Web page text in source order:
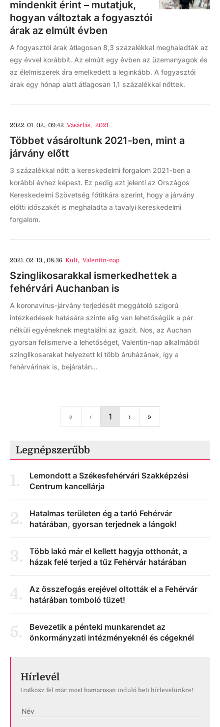
mindenkit érint – mutatjuk,
hogyan változtak a fogyasztói
árak az elmúlt évben
A fogyasztói árak átlagosan 8,3 százalékkal meghaladták az
egy évvel korábbit. Az elmúlt egy évben az üzemanyagok és
az élelmiszerek ára emelkedett a leginkább. A fogyasztói
árak egy hónap alatt átlagosan 1,1 százalékkal nőttek.
2022. 01. 02., 09:42 Vásárlás, 2021
Többet vásároltunk 2021-ben, mint a
járvány előtt
3 százalékkal nőtt a kereskedelmi forgalom 2021-ben a
korábbi évhez képest. Ez pedig azt jelenti az Országos
Kereskedelmi Szövetség főtitkára szerint, hogy a járvány
előtti időszakét is meghaladta a tavalyi kereskedelmi
forgalom.
2021. 02. 13., 08:36 Kult, Valentin-nap
Szinglikosarakkal ismerkedhettek a
fehérvári Auchanban is
A koronavírus-járvány terjedését meggátoló szigorú
intézkedések hatására szinte alig van lehetőségük a pár
nélküli egyéneknek megtalálni az igazit. Nos, az Auchan
gyorsan felismerve a lehetőséget, Valentin-nap alkalmából
szinglikosarakat helyezett ki több áruházának, így a
fehérvárinak is, bejáratán...
« ‹Previous
1 ›Next»Last
Legnépszerűbb
1.
Lemondott a Székesfehérvári Szakképzési
Centrum kancellárja
2.
Hatalmas területen ég a tarló Fehérvár
határában, gyorsan terjednek a lángok!
3.
Több lakó már el kellett hagyja otthonát, a
házak felé terjed a tűz Fehérvár határában
4.
Az összefogás erejével oltották el a Fehérvár
határában tomboló tüzet!
5.
Bevezetik a pénteki munkarendet az
önkormányzati intézményeknél és cégeknél
Hírlevél
Iratkozz fel már most hamarosan induló heti hírlevelünkre!